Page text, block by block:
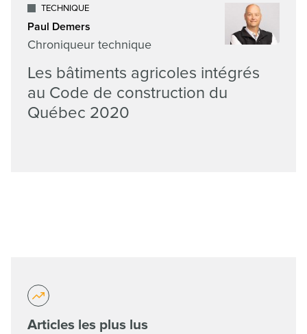
TECHNIQUE
Paul Demers
Chroniqueur technique
Les bâtiments agricoles intégrés
au Code de construction du
Québec 2020
Articles les plus lus